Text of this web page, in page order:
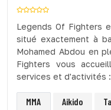
Legends Of Fighters
situé exactement à
Mohamed Abdou en
Fighters vous
services et d'activités
MMA Aikido